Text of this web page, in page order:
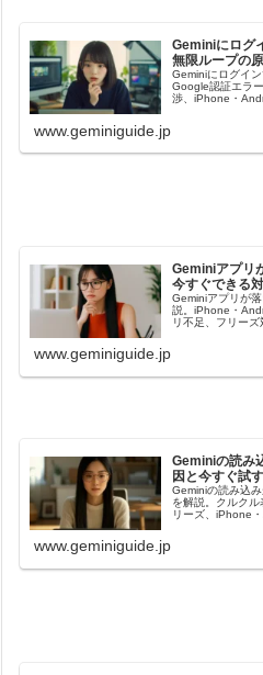
Geminiにログ
無限ループの
Geminiにログイ
Google認証エラ
渉、iPhone・
www.geminiguide.jp
Geminiアプリ
今すぐできる
Geminiアプリが
説。iPhone・
リ不足、フリー
www.geminiguide.jp
Geminiの読み
因と今すぐ試
Geminiの読み込
を解説。クルク
リーズ、iPhone
www.geminiguide.jp